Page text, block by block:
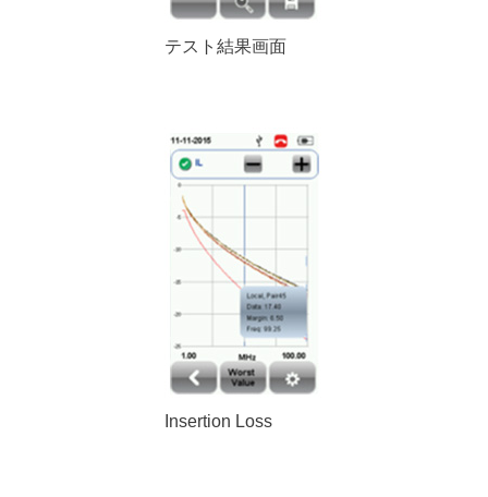
テスト結果画面
Insertion Loss